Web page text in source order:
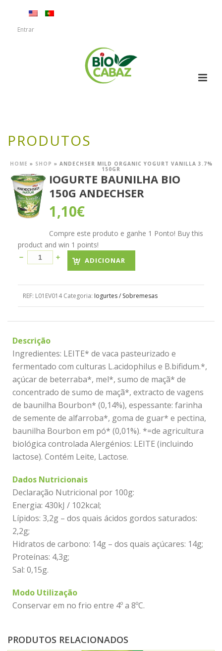
Entrar
PRODUTOS
HOME » SHOP » ANDECHSER MILD ORGANIC YOGURT VANILLA 3.7%
150GR
IOGURTE BAUNILHA BIO
150G ANDECHSER
1,10€
Compre este produto e ganhe 1 Ponto! Buy this
product and win 1 points!
ADICIONAR
REF: L01EV014 Categoria: Iogurtes / Sobremesas
Descrição
Ingredientes: LEITE* de vaca pasteurizado e
fermentado com culturas L.acidophilus e B.bifidum.*,
açúcar de beterraba*, mel*, sumo de maçã* de
concentrado de sumo de maçã*, extracto de vagens
de baunilha Bourbon* (0,14%), espessante: farinha
de semente de alfarroba*, goma de guar* e pectina,
baunilha Bourbon em pó* (0,01%). *=de agricultura
biológica controlada Alergénios: LEITE (incluindo
lactose). Contém Leite, Lactose.
Dados Nutricionais
Declaração Nutricional por 100g:
Energia: 430kJ / 102kcal;
Lípidos: 3,2g – dos quais ácidos gordos saturados:
2,2g;
Hidratos de carbono: 14g – dos quais açúcares: 14g;
Proteínas: 4,3g;
Sal: 0,15g.
Modo Utilização
Conservar em no frio entre 4º a 8ºC.
PRODUTOS RELACIONADOS